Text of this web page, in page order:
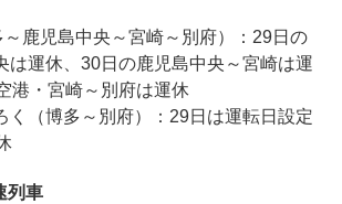
鹿児島中央～宮崎～別府）：29日の
は運休、30日の鹿児島中央～宮崎は運
港・宮崎～別府は運休
く（博多～別府）：29日は運転日設定
列車